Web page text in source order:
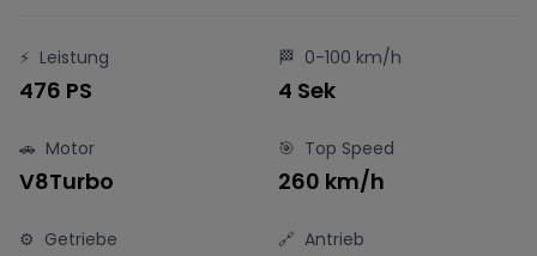
⚡ Leistung
476 PS
🏁 0-100 km/h
4 Sek
🚗 Motor
V8Turbo
🎯 Top Speed
260 km/h
⚙️ Getriebe 🔗 Antrieb